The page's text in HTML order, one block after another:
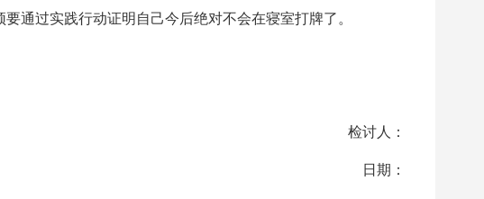
通过实践行动证明自己今后绝对不会在寝室打牌了。
检讨人：
日期：